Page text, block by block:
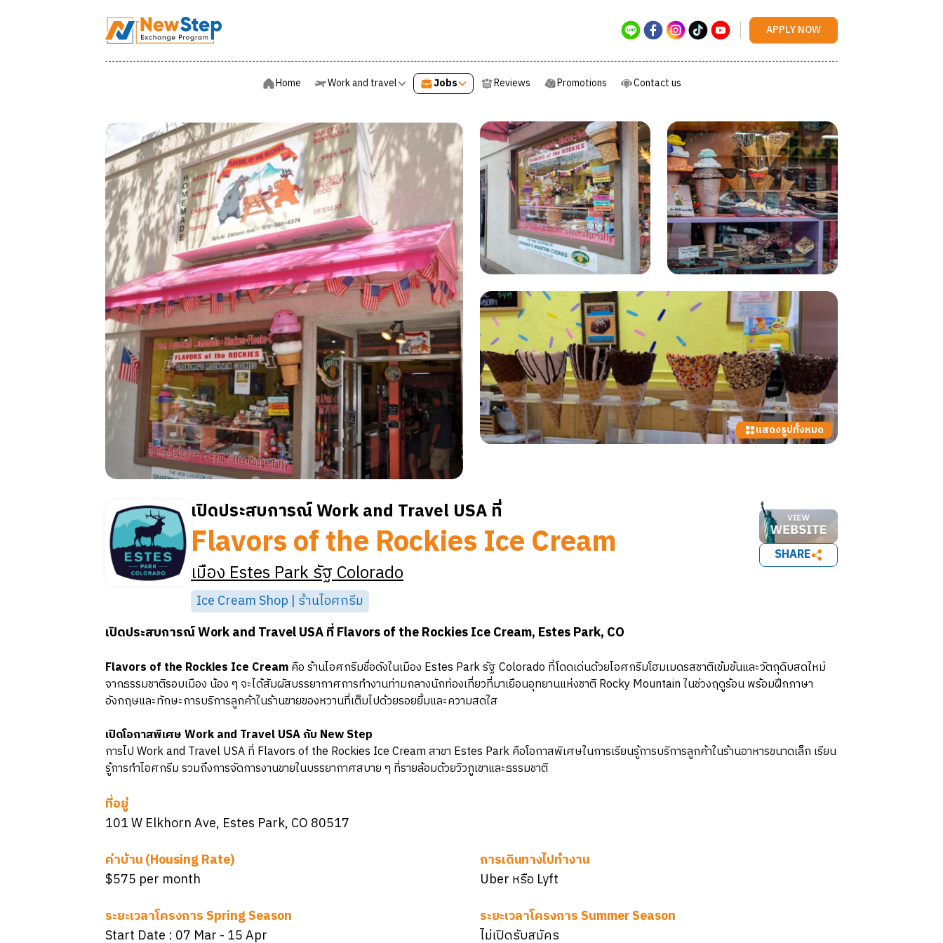
Contact us APPLY NOW
Home Work and travel Jobs Reviews Promotions Contact us
แสดงรูปทั้งหมด
เปิดประสบการณ์ Work and Travel USA ที่
Flavors of the Rockies Ice Cream
เมืองEstes ParkรัฐColorado
Ice Cream Shop | ร้านไอศกรีม
SHARE
เปิดประสบการณ์ Work and Travel USA ที่ Flavors of the Rockies Ice Cream, Estes Park, CO
Flavors of the Rockies Ice Creamคือ ร้านไอศกรีมชื่อดังในเมือง Estes Park รัฐ Colorado ที่โดดเด่นด้วยไอศกรีมโฮมเมดรสชาติเข้มข้นและวัตถุดิบสดใหม่
จากธรรมชาติรอบเมือง น้อง ๆ จะได้สัมผัสบรรยากาศการทำงานท่ามกลางนักท่องเที่ยวที่มาเยือนอุทยานแห่งชาติ Rocky Mountain ในช่วงฤดูร้อน พร้อมฝึกภาษา
อังกฤษและทักษะการบริการลูกค้าในร้านขายของหวานที่เต็มไปด้วยรอยยิ้มและความสดใส
เปิดโอกาสพิเศษ Work and Travel USA กับ New Step
การไป Work and Travel USA ที่ Flavors of the Rockies Ice Cream สาขา Estes Park คือโอกาสพิเศษในการเรียนรู้การบริการลูกค้าในร้านอาหารขนาดเล็ก เรียน
รู้การทำไอศกรีม รวมถึงการจัดการงานขายในบรรยากาศสบาย ๆ ที่รายล้อมด้วยวิวภูเขาและธรรมชาติ
ที่อยู่
101 W Elkhorn Ave, Estes Park, CO 80517
ค่าบ้าน (Housing Rate)
$575 per month
การเดินทางไปทำงาน
Uber หรือ Lyft
ระยะเวลาโครงการ Spring Season
Start Date : 07 Mar - 15 Apr
ระยะเวลาโครงการ Summer Season
ไม่เปิดรับสมัคร